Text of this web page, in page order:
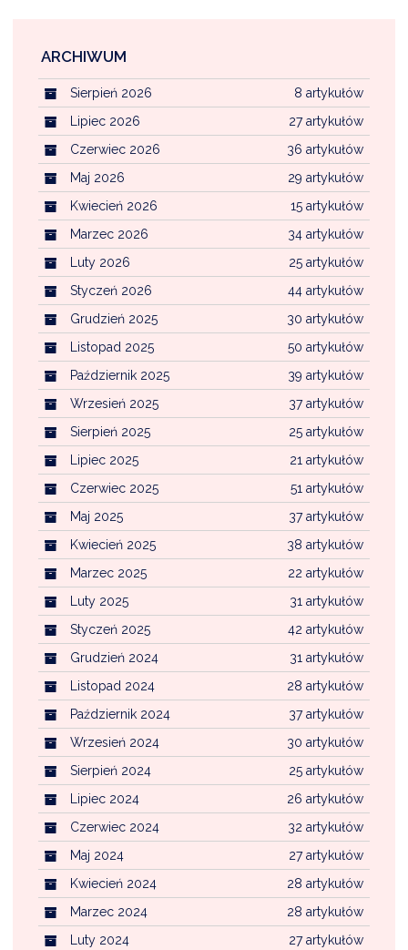
ARCHIWUM
8 artykułów
Sierpień 2026
27 artykułów
Lipiec 2026
36 artykułów
Czerwiec 2026
29 artykułów
Maj 2026
15 artykułów
Kwiecień 2026
34 artykułów
Marzec 2026
25 artykułów
Luty 2026
44 artykułów
Styczeń 2026
30 artykułów
Grudzień 2025
50 artykułów
Listopad 2025
39 artykułów
Październik 2025
37 artykułów
Wrzesień 2025
25 artykułów
Sierpień 2025
21 artykułów
Lipiec 2025
51 artykułów
Czerwiec 2025
37 artykułów
Maj 2025
38 artykułów
Kwiecień 2025
22 artykułów
Marzec 2025
31 artykułów
Luty 2025
42 artykułów
Styczeń 2025
31 artykułów
Grudzień 2024
28 artykułów
Listopad 2024
37 artykułów
Październik 2024
30 artykułów
Wrzesień 2024
25 artykułów
Sierpień 2024
26 artykułów
Lipiec 2024
32 artykułów
Czerwiec 2024
27 artykułów
Maj 2024
28 artykułów
Kwiecień 2024
28 artykułów
Marzec 2024
27 artykułów
Luty 2024